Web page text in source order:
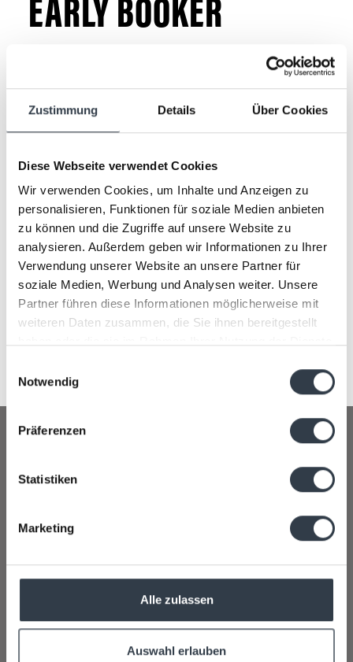
Zustimmung Details Über Cookies
Diese Webseite verwendet Cookies
Wir verwenden Cookies, um Inhalte und Anzeigen zu
personalisieren, Funktionen für soziale Medien anbieten
zu können und die Zugriffe auf unsere Website zu
analysieren. Außerdem geben wir Informationen zu Ihrer
Verwendung unserer Website an unsere Partner für
soziale Medien, Werbung und Analysen weiter. Unsere
Partner führen diese Informationen möglicherweise mit
weiteren Daten zusammen, die Sie ihnen bereitgestellt
Notwendig
Präferenzen
Statistiken
Marketing
Alle zulassen
Auswahl erlauben
Women’s cross-country skiing days
Sunstar Ski Days
BOOK NOW
EARLY BOOKER
It's the goals that make everyday life easier.
The prospect of something beautiful.
Anticipation makes you happy. So book your
best days of the year early. With us, it's not only
rateif you book at least3 months in advance
at least 6 months in advance(between 1
November and 30 April). Check your
conditions now when booking online.
+41 81 385 88 88
Summer 202612.06.2026 to 18.10.2026
Autumn Shoulder Season 2026